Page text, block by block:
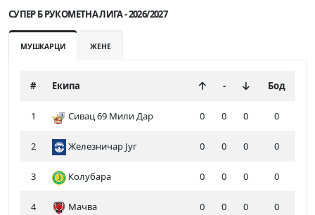
СУПЕР Б РУКОМЕТНА ЛИГА - 2026/2027
МУШКАРЦИ ЖЕНЕ
# Екипа - Бод
1 Сивац 69 Мили Дар 0 0 0 0
2 Железничар Југ 0 0 0 0
3 Колубара 0 0 0 0
4 Мачва 0 0 0 0